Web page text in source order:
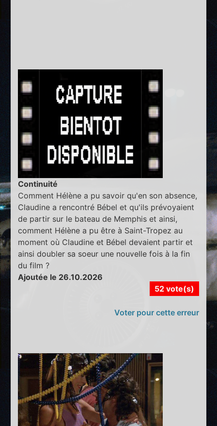
Continuité
Comment Hélène a pu savoir qu'en son absence,
Claudine a rencontré Bébel et qu'ils prévoyaient
de partir sur le bateau de Memphis et ainsi,
comment Hélène a pu être à Saint-Tropez au
moment où Claudine et Bébel devaient partir et
ainsi doubler sa soeur une nouvelle fois à la fin
du film ?
Ajoutée le 26.10.2026
52 vote(s)
Voter pour cette erreur